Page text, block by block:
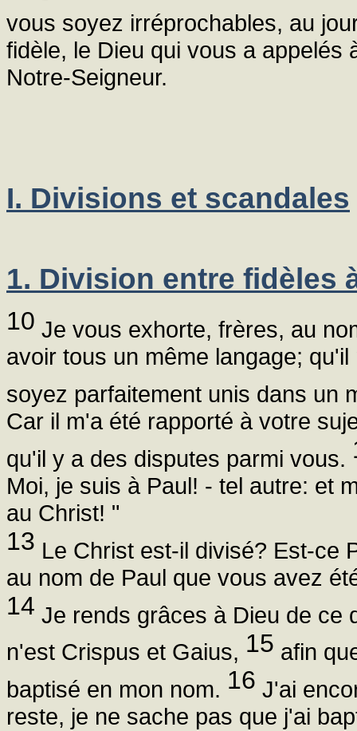
vous soyez irréprochables, au
fidèle, le Dieu qui vous a
Notre-Seigneur.
I. Divisions et scandales
1. Division entre fidèles
10 Je vous exhorte, frères, au
avoir tous un même langage;
soyez parfaitement unis dans un
Car il m'a été rapporté à votre
qu'il y a des disputes parmi vous.
Moi, je suis à Paul! - tel autre: et
au Christ! "
13 Le Christ est-il divisé? Est-ce
au nom de Paul que vous avez
14 Je rends grâces à Dieu de ce
n'est Crispus et Gaius, 15 afin
baptisé en mon nom. 16 J'ai
reste, je ne sache pas que j'ai